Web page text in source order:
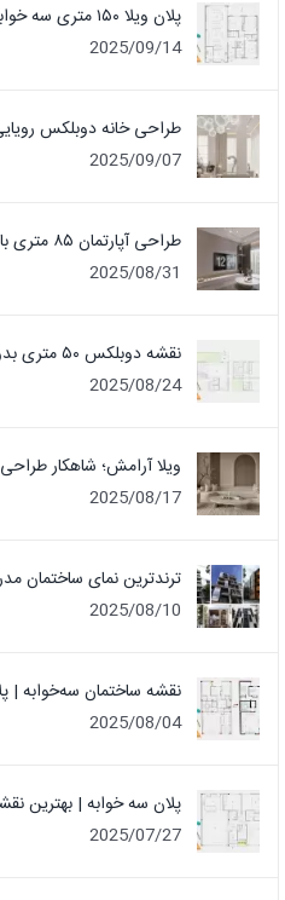
پلان ویلا ۱۵۰ متری سه خوابه | نقشه ویلای مدرن
2025/09/14
طراحی خانه دوبلکس
2025/09/07
طراحی آپارتمان ۸۵ متری با دکوراسیون مینیمال
2025/08/31
نقشه دوبلکس ۵۰ متری بدون پرتی (50+50)
2025/08/24
ویلا آرامش؛ شاهکار
2025/08/17
ترندترین نمای ساختمان
2025/08/10
نقشه ساختمان سه‌خوابه | پلان 10×18
2025/08/04
پلان سه خوابه | بهترین
2025/07/27